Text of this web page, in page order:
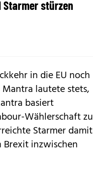
stürzen
in die EU noch
lautete stets,
basiert
Wählerschaft zu
Starmer damit
inzwischen